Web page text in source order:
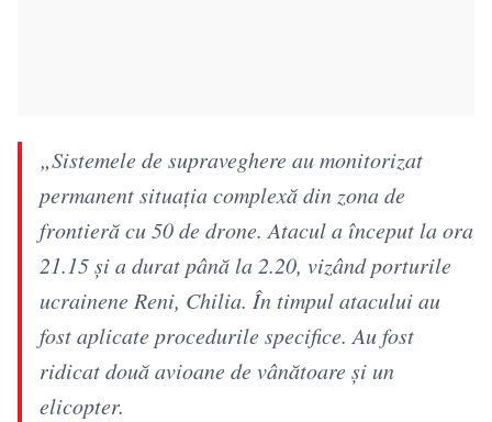
„Sistemele de supraveghere au monitorizat
permanent situația complexă din zona de
frontieră cu 50 de drone. Atacul a început la ora
21.15 și a durat până la 2.20, vizând porturile
ucrainene Reni, Chilia. În timpul atacului au
fost aplicate procedurile specifice. Au fost
ridicat două avioane de vânătoare și un
elicopter.